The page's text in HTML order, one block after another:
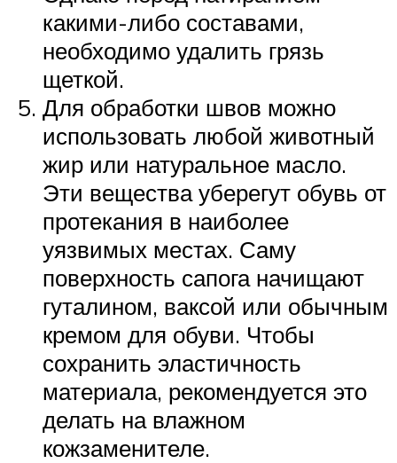
какими-либо составами,
необходимо удалить грязь
щеткой.
Для обработки швов можно
использовать любой животный
жир или натуральное масло.
Эти вещества уберегут обувь от
протекания в наиболее
уязвимых местах. Саму
поверхность сапога начищают
гуталином, ваксой или обычным
кремом для обуви. Чтобы
сохранить эластичность
материала, рекомендуется это
делать на влажном
кожзаменителе.